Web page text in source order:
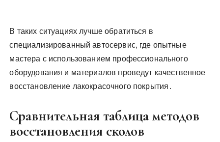
В таких ситуациях лучше обратиться в
специализированный автосервис, где опытные
мастера с использованием профессионального
оборудования и материалов проведут качественное
восстановление лакокрасочного покрытия․
Сравнительная таблица методов
восстановления сколов